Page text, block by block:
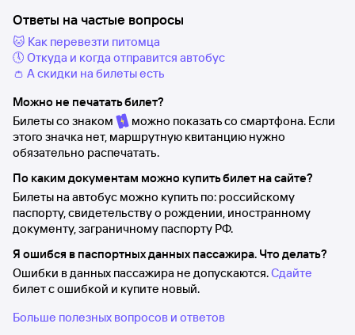
Ответы на частые вопросы
🐱 Как перевезти питомца
🕔 Откуда и когда отправится автобус
👛 А скидки на билеты есть
Можно не печатать билет?
Билеты со знаком
можно показать со смартфона. Если
этого значка нет, маршрутную квитанцию нужно
обязательно распечатать.
По каким документам можно купить билет на сайте?
Билеты на автобус можно купить по: российскому
паспорту, свидетельству о рождении, иностранному
документу, заграничному паспорту РФ.
Я ошибся в паспортных данных пассажира. Что делать?
Ошибки в данных пассажира не допускаются.Сдайте
билет с ошибкой и купите новый.
Больше полезных вопросов и ответов